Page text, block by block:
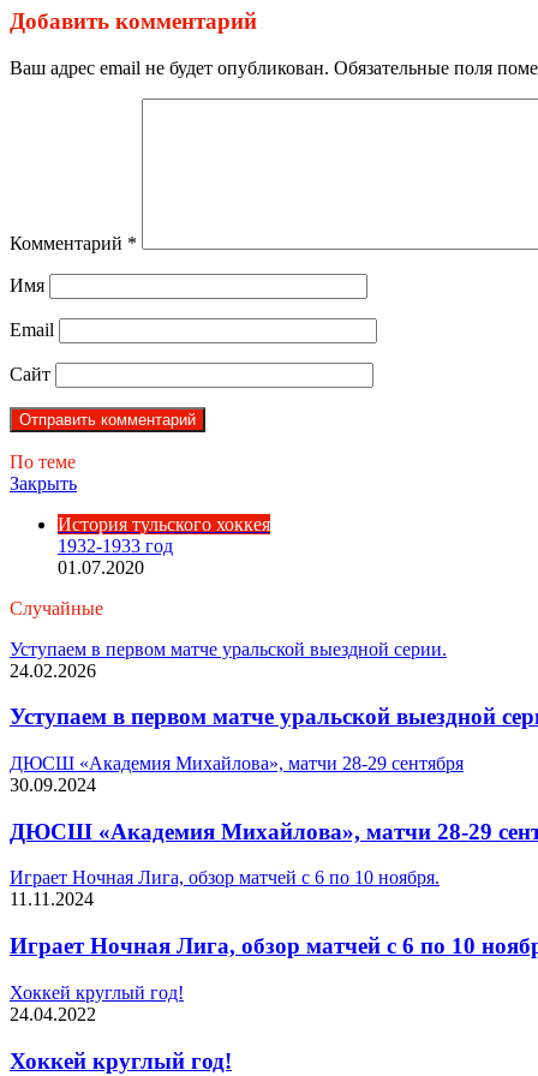
Добавить комментарий
Ваш адрес email не будет опубликован. Обязательные поля
Комментарий *
Имя
Email
Сайт
По теме
Закрыть
История тульского хоккея
1932-1933 год
01.07.2020
Случайные
Уступаем в первом матче уральской выездной серии.
24.02.2026
Уступаем в первом матче уральской выездной
ДЮСШ «Академия Михайлова», матчи 28-29 сентября
30.09.2024
ДЮСШ «Академия Михайлова», матчи 28-29
Играет Ночная Лига, обзор матчей с 6 по 10 ноября.
11.11.2024
Играет Ночная Лига, обзор матчей с 6 по 10
Хоккей круглый год!
24.04.2022
Хоккей круглый год!